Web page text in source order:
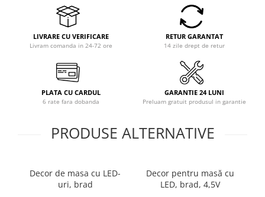
Baterii de bucatarie
Baterii de baie
Echipamente de lucru
Betoniere si vibratoare beton
Accesorii beton
Motocultoare
Produse uz casnic
LIVRARE CU VERIFICARE
Livram comanda in 24-72 ore
RETUR GARANTAT
14 zile drept de retur
PLATA CU CARDUL
6 rate fara dobanda
GARANTIE 24 LUNI
Preluam gratuit produsul in garantie
PRODUSE ALTERNATIVE
Decor de masa cu LED-
uri, brad
Decor pentru masă cu
LED, brad, 4,5V